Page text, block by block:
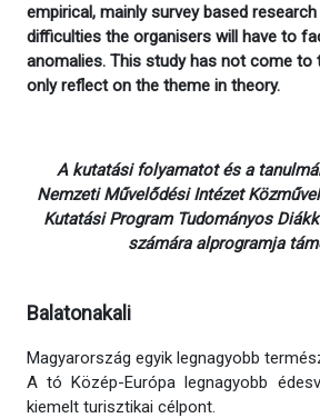
empirical, mainly survey based
difficulties the organisers will have to
anomalies. This study has not come to
only reflect on the theme in theory.
A kutatási folyamatot és a
Nemzeti Művelődési Intézet
Kutatási Program Tudományos
számára alprogramja
Balatonakali
Magyarország egyik legnagyobb
A tó Közép-Európa legnagyobb
kiemelt turisztikai célpont.